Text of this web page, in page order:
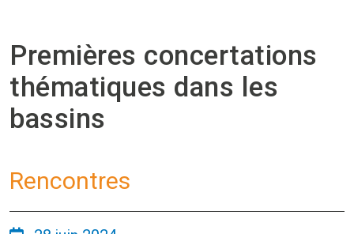
Premières concertations
thématiques dans les
bassins
Rencontres